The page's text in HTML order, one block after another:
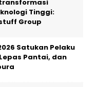
Tinggi:
Group
Satukan Pelaku
Pantai, dan